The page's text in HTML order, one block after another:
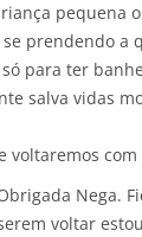
pequena
prendendo a
para ter
salva vidas
voltaremos com
Nega.
voltar